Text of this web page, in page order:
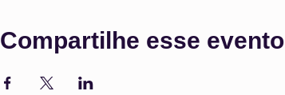
Compartilhe esse evento